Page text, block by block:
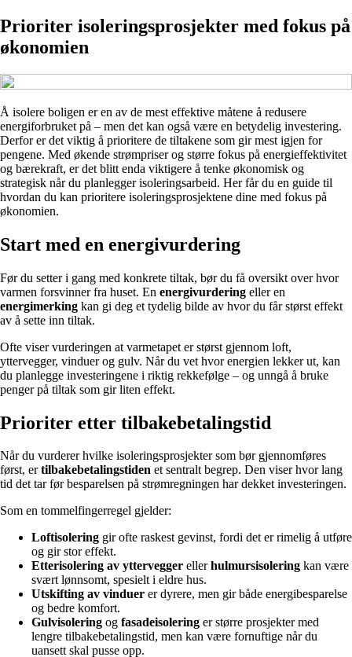
Prioriter isoleringsprosjekter med fokus på
økonomien
Å isolere boligen er en av de mest effektive måtene å redusere
energiforbruket på – men det kan også være en betydelig investering.
Derfor er det viktig å prioritere de tiltakene som gir mest igjen for
pengene. Med økende strømpriser og større fokus på energieffektivitet
og bærekraft, er det blitt enda viktigere å tenke økonomisk og
strategisk når du planlegger isoleringsarbeid. Her får du en guide til
hvordan du kan prioritere isoleringsprosjektene dine med fokus på
økonomien.
Start med en energivurdering
Før du setter i gang med konkrete tiltak, bør du få oversikt over hvor
varmen forsvinner fra huset. En energivurdering eller en
energimerking kan gi deg et tydelig bilde av hvor du får størst effekt
av å sette inn tiltak.
Ofte viser vurderingen at varmetapet er størst gjennom loft,
yttervegger, vinduer og gulv. Når du vet hvor energien lekker ut, kan
du planlegge investeringene i riktig rekkefølge – og unngå å bruke
penger på tiltak som gir liten effekt.
Prioriter etter tilbakebetalingstid
Når du vurderer hvilke isoleringsprosjekter som bør gjennomføres
først, ertilbakebetalingstiden et sentralt begrep. Den viser hvor lang
tid det tar før besparelsen på strømregningen har dekket investeringen.
Som en tommelfingerregel gjelder:
Loftisolering gir ofte raskest gevinst, fordi det er rimelig å utføre
og gir stor effekt.
Etterisolering av yttervegger ellerhulmursisolering kan være
svært lønnsomt, spesielt i eldre hus.
Utskifting av vinduer er dyrere, men gir både energibesparelse
og bedre komfort.
Gulvisolering og fasadeisolering er større prosjekter med
lengre tilbakebetalingstid, men kan være fornuftige når du
uansett skal pusse opp.